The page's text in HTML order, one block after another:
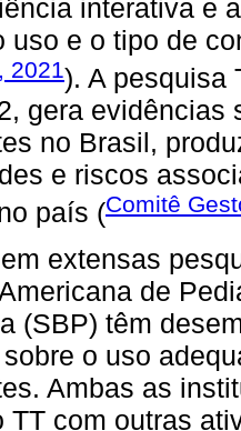
interativa e
uso e o tipo de
2021). A pesquisa
gera evidências
no Brasil,
e riscos
país (Comitê
extensas
de
(SBP) têm
o uso
Ambas as
TT com outras